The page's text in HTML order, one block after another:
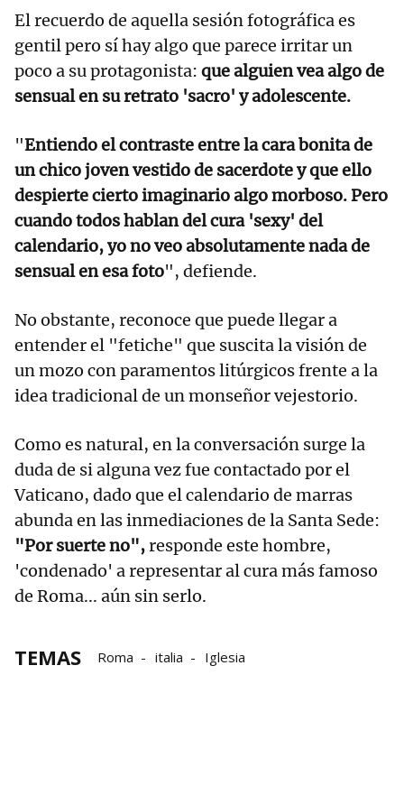
El recuerdo de aquella sesión fotográfica es
gentil pero sí hay algo que parece irritar un
poco a su protagonista: que alguien vea algo de
sensual en su retrato 'sacro' y adolescente.
"Entiendo el contraste entre la cara bonita de
un chico joven vestido de sacerdote y que ello
despierte cierto imaginario algo morboso. Pero
cuando todos hablan del cura 'sexy' del
calendario, yo no veo absolutamente nada de
sensual en esa foto", defiende.
No obstante, reconoce que puede llegar a
entender el "fetiche" que suscita la visión de
un mozo con paramentos litúrgicos frente a la
idea tradicional de un monseñor vejestorio.
Como es natural, en la conversación surge la
duda de si alguna vez fue contactado por el
Vaticano, dado que el calendario de marras
abunda en las inmediaciones de la Santa Sede:
"Por suerte no",responde este hombre,
'condenado' a representar al cura más famoso
de Roma... aún sin serlo.
TEMAS Roma italia Iglesia